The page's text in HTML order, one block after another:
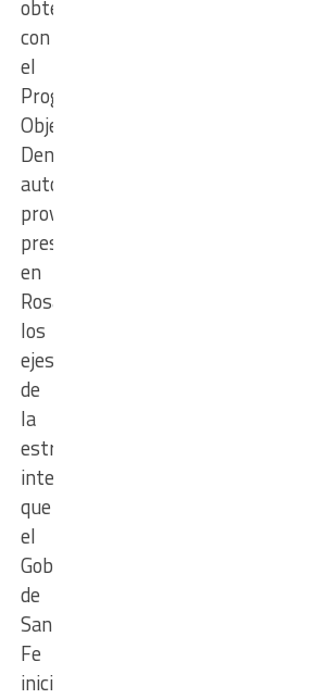
obtenidos
con
el
Programa
Objetivo
Dengue,
autoridades
provinciales
presentaron
en
Rosario
los
ejes
de
la
estrategia
interministerial
que
el
Gobierno
de
Santa
Fe
inició